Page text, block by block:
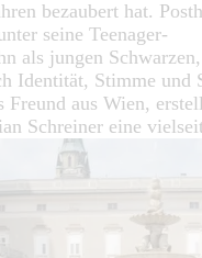
bezaubert hat.
seine Teenager-
als jungen
Identität, Stimme und
Freund aus Wien,
Schreiner eine